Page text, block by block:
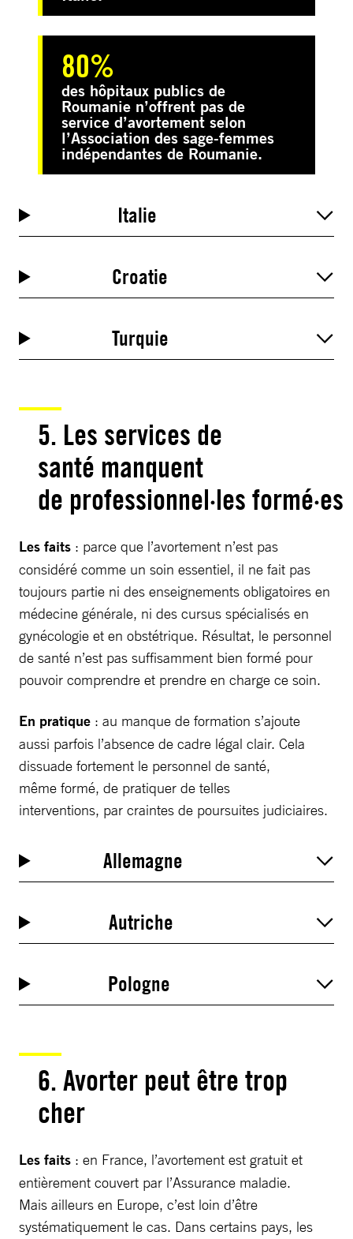
80%
des hôpitaux publics de
Roumanie n’offrent pas de
service d’avortement selon
l’Association des sage-femmes
indépendantes de Roumanie.
Italie
Croatie
Turquie
5. Les services de
santé manquent
de professionnel·les formé·es
Les faits : parce que l’avortement n’est pas
considéré comme un soin essentiel, il ne fait pas
toujours partie ni des enseignements obligatoires en
médecine générale, ni des cursus spécialisés en
gynécologie et en obstétrique. Résultat, le personnel
de santé n’est pas suffisamment bien formé pour
pouvoir comprendre et prendre en charge ce soin.
En pratique : au manque de formation s’ajoute
aussi parfois l’absence de cadre légal clair. Cela
dissuade fortement le personnel de santé,
même formé, de pratiquer de telles
interventions, par craintes de poursuites judiciaires.
Allemagne
Autriche
Pologne
6. Avorter peut être trop
cher
Les faits : en France, l’avortement est gratuit et
entièrement couvert par l’Assurance maladie.
Mais ailleurs en Europe, c’est loin d’être
systématiquement le cas. Dans certains pays, les